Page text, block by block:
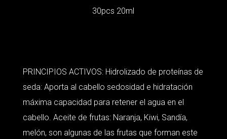
30pcs 20ml
PRINCIPIOS ACTIVOS: Hidrolizado de proteínas de
seda: Aporta al cabello sedosidad e hidratación
máxima capacidad para retener el agua en el
cabello. Aceite de frutas: Naranja, Kiwi, Sandía,
melón, son algunas de las frutas que forman este